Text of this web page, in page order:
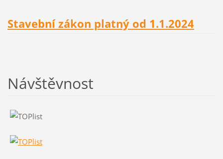
Stavební zákon platný od 1.1.2024
Návštěvnost